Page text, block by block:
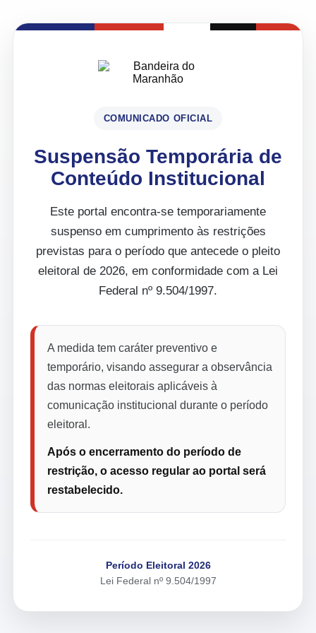
COMUNICADO OFICIAL
Suspensão Temporária de
Conteúdo Institucional
Este portal encontra-se temporariamente
suspenso em cumprimento às restrições
previstas para o período que antecede o pleito
eleitoral de 2026, em conformidade com a Lei
Federal nº 9.504/1997.
A medida tem caráter preventivo e
temporário, visando assegurar a observância
das normas eleitorais aplicáveis à
comunicação institucional durante o período
eleitoral.
Após o encerramento do período de
restrição, o acesso regular ao portal será
restabelecido.
Período Eleitoral 2026
Lei Federal nº 9.504/1997